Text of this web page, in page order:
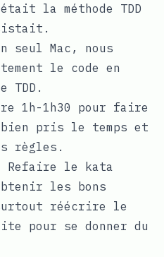
la méthode TDD
seul Mac, nous
le code en
TDD.
1h-1h30 pour faire
pris le temps et
règles.
le kata
les bons
réécrire le
pour se donner du